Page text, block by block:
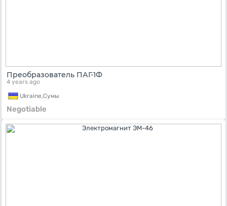
Преобразователь ПАГ-1Ф
4 years ago
Ukraine,Сумы
Negotiable